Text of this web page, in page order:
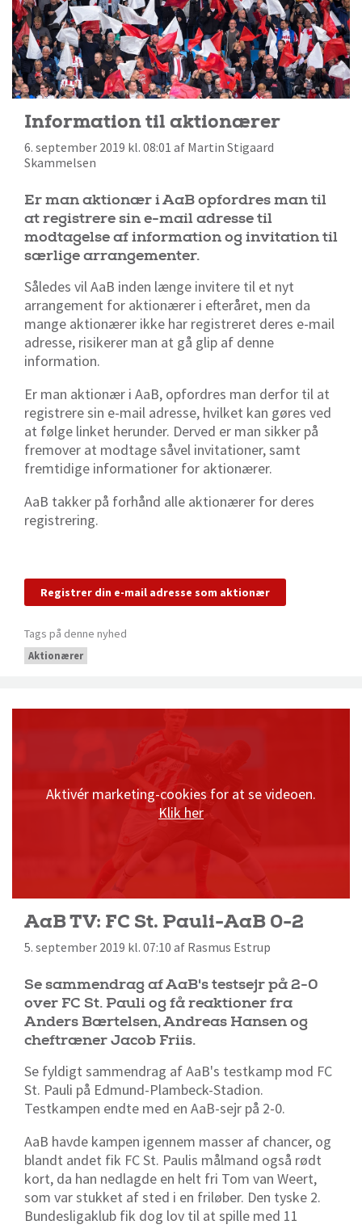
Information til aktionærer
6. september 2019 kl. 08:01 af Martin Stigaard
Skammelsen
Er man aktionær i AaB opfordres man til
at registrere sin e-mail adresse til
modtagelse af information og invitation til
særlige arrangementer.
Således vil AaB inden længe invitere til et nyt
arrangement for aktionærer i efteråret, men da
mange aktionærer ikke har registreret deres e-mail
adresse, risikerer man at gå glip af denne
information.
Er man aktionær i AaB, opfordres man derfor til at
registrere sin e-mail adresse, hvilket kan gøres ved
at følge linket herunder. Derved er man sikker på
fremover at modtage såvel invitationer, samt
fremtidige informationer for aktionærer.
AaB takker på forhånd alle aktionærer for deres
registrering.
Registrer din e-mail adresse som aktionær
Tags på denne nyhed
Aktionærer
Aktivér marketing-cookies for at se videoen.
Klik her
AaB TV: FC St. Pauli-AaB 0-2
5. september 2019 kl. 07:10 af Rasmus Estrup
Se sammendrag af AaB's testsejr på 2-0
over FC St. Pauli og få reaktioner fra
Anders Bærtelsen, Andreas Hansen og
cheftræner Jacob Friis.
Se fyldigt sammendrag af AaB's testkamp mod FC
St. Pauli på Edmund-Plambeck-Stadion.
Testkampen endte med en AaB-sejr på 2-0.
AaB havde kampen igennem masser af chancer, og
blandt andet fik FC St. Paulis målmand også rødt
kort, da han nedlagde en helt fri Tom van Weert,
som var stukket af sted i en friløber. Den tyske 2.
Bundesligaklub fik dog lov til at spille med 11